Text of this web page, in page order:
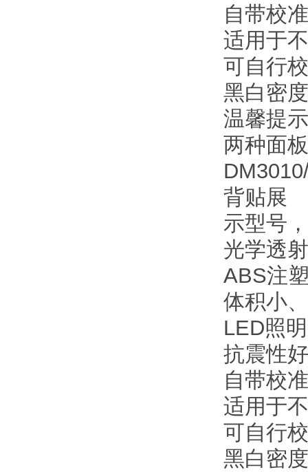
自带校
适用于
可自行
黑白密
温馨提
两种面
背贴展
示型号
光学透
ABS注
体积小
LED照
抗震性好
自带校
适用于
可自行
黑白密